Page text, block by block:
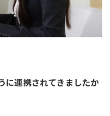
に連携されてきましたか